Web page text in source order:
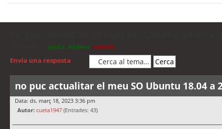
jordis Andreu cubells
Envia una resposta
no puc actualitar el meu SO Ubuntu 18.04 a
Data: ds. març 18, 2023 3:36 pm
Autor: cueta1947 (Entrades: 43)